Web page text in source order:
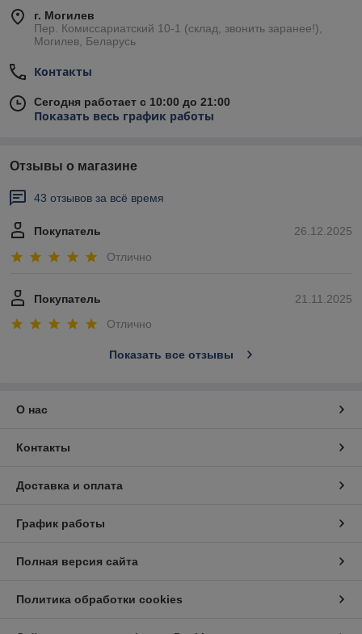
г. Могилев
Пер. Комиссариатский 10-1 (склад, звонить заранее!),
Могилев, Беларусь
Контакты
Сегодня работает с 10:00 до 21:00
Показать весь график работы
Отзывы о магазине
43 отзывов за всё время
26.12.2025
Покупатель
Отлично
21.11.2025
Покупатель
Отлично
Показать все отзывы
О нас
Контакты
Доставка и оплата
График работы
Полная версия сайта
Политика обработки cookies